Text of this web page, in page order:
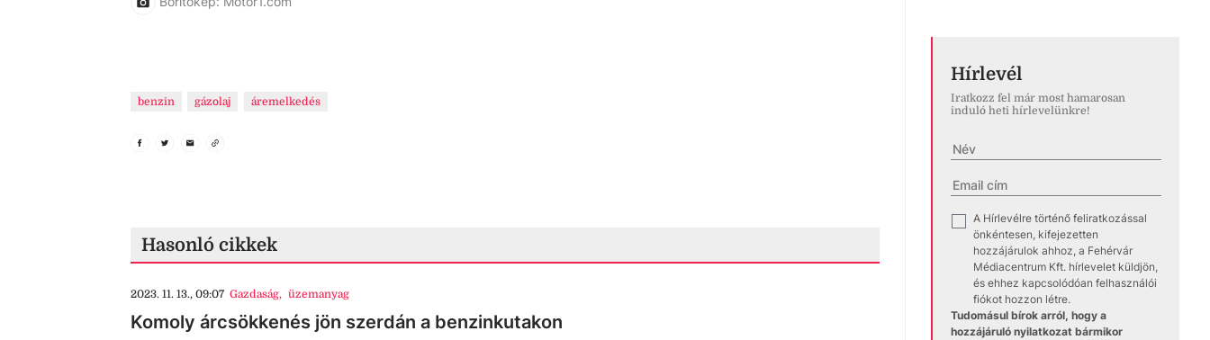
benzin gázolaj áremelkedés
Hasonló cikkek
2023. 11. 13., 09:07 Gazdaság, üzemanyag
Komoly árcsökkenés jön szerdán a benzinkutakon
Hírlevél
Iratkozz fel már most hamarosan
induló heti hírlevelünkre!
A Hírlevélre történő feliratkozással
önkéntesen, kifejezetten
hozzájárulok ahhoz, a Fehérvár
Médiacentrum Kft. hírlevelet küldjön,
és ehhez kapcsolódóan felhasználói
fiókot hozzon létre.
Tudomásul bírok arról, hogy a
hozzájáruló nyilatkozat bármikor